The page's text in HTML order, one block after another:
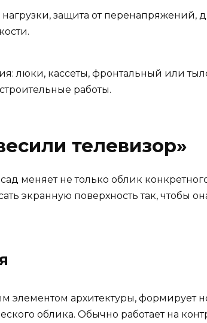
защита от перенапряжений,
люки, кассеты, фронтальный или
работы.
телевизор»
меняет не только облик
экранную поверхность так, чтобы
элементом архитектуры, формирует
облика. Обычно работает на